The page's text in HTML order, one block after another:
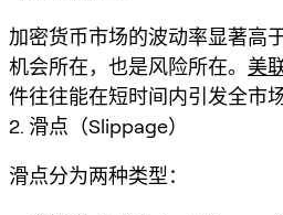
加密货币市场的波动率显著高
机会所在，也是风险所在。 美
件往往能在短时间内引发全市
2. 滑点（Slippage）
滑点分为两种类型：